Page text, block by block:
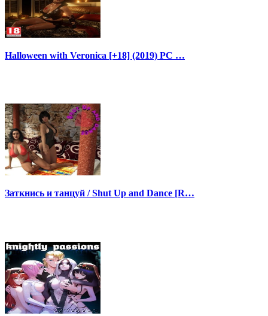
Halloween with Veronica [+18] (2019) PC …
Заткнись и танцуй / Shut Up and Dance [R…